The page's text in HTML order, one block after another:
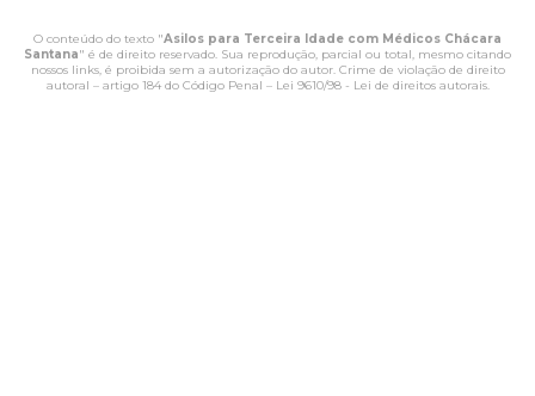
O conteúdo do texto "Asilos para Terceira Idade com Médicos Chácara
Santana" é de direito reservado. Sua reprodução, parcial ou total, mesmo citando
nossos links, é proibida sem a autorização do autor. Crime de violação de direito
autoral – artigo 184 do Código Penal – Lei 9610/98 - Lei de direitos autorais.